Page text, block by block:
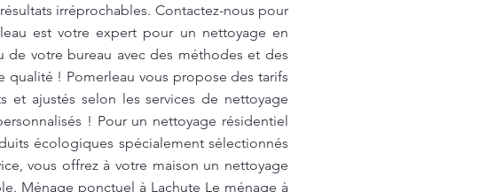
irréprochables. Contactez-nous pour
est votre expert pour un nettoyage en
votre bureau avec des méthodes et des
! Pomerleau vous propose des tarifs
et ajustés selon les services de nettoyage
! Pour un nettoyage résidentiel
écologiques spécialement sélectionnés
vous offrez à votre maison un nettoyage
Ménage ponctuel à Lachute Le ménage à